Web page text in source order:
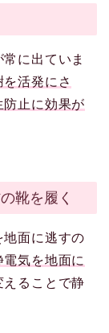
に出ていま
活発にさ
止に効果が
靴を履く
地面に逃すの
気を地面に
ることで静